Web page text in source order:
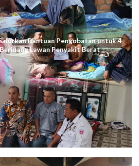
Bantuan Pengobatan untuk 4
Lawan Penyakit Berat